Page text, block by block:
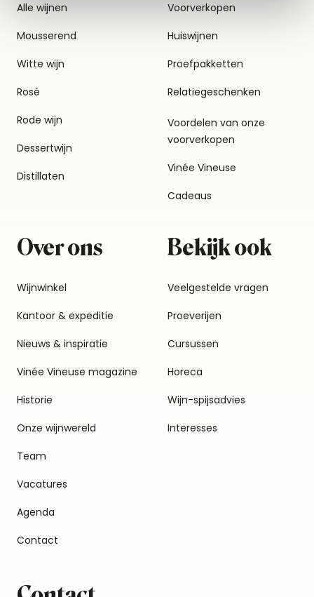
Alle wijnen
Mousserend
Witte wijn
Rosé
Rode wijn
Dessertwijn
Distillaten
Voorverkopen
Huiswijnen
Proefpakketten
Relatiegeschenken
Voordelen van onze
voorverkopen
Vinée Vineuse
Cadeaus
Over ons
Wijnwinkel
Kantoor & expeditie
Nieuws & inspiratie
Vinée Vineuse magazine
Historie
Onze wijnwereld
Team
Vacatures
Agenda
Contact
Bekijk ook
Veelgestelde vragen
Proeverijen
Cursussen
Horeca
Wijn-spijsadvies
Interesses